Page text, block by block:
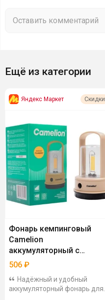
Ещё из категории
Яндекс Маркет Скидки
Фонарь кемпинговый
Camelion
аккумуляторный с
powerbank
506 ₽
Надёжный и удобный
аккумуляторный фонарь для